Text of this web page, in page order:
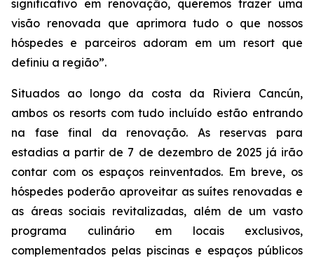
significativo em renovação, queremos trazer uma
visão renovada que aprimora tudo o que nossos
hóspedes e parceiros adoram em um resort que
definiu a região”.
Situados ao longo da costa da Riviera Cancún,
ambos os resorts com tudo incluído estão entrando
na fase final da renovação. As reservas para
estadias a partir de 7 de dezembro de 2025 já irão
contar com os espaços reinventados. Em breve, os
hóspedes poderão aproveitar as suítes renovadas e
as áreas sociais revitalizadas, além de um vasto
programa culinário em locais exclusivos,
complementados pelas piscinas e espaços públicos